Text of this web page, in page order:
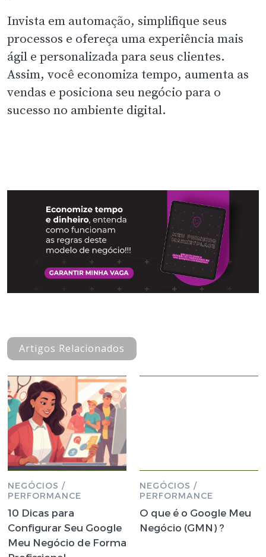
Invista em automação, simplifique seus
processos e ofereça uma experiência mais
ágil e personalizada para seus clientes.
Assim, você economiza tempo, aumenta as
vendas e posiciona seu negócio para o
sucesso no ambiente digital.
Artigos Relacionados
NEGÓCIOS /
PERFORMANCE
10 Dicas para
Configurar Seu Google
Meu Negócio de Forma
NEGÓCIOS /
PERFORMANCE
O que é o Google Meu
Negócio (GMN) ?